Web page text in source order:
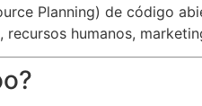
Planning) de código
humanos,